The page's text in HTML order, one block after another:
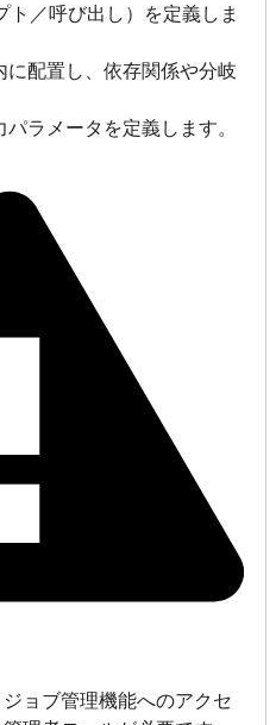
ト／呼び出し）を定義しま
配置し、依存関係や分岐
ラメータを定義します。
ョブ管理機能へのアクセ